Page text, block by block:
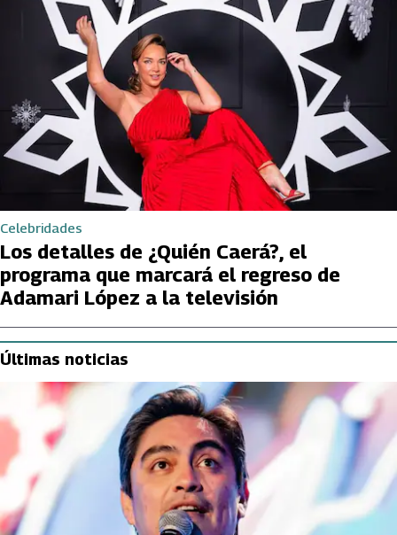
Celebridades
Los detalles de ¿Quién Caerá?, el
programa que marcará el regreso de
Adamari López a la televisión
Últimas noticias